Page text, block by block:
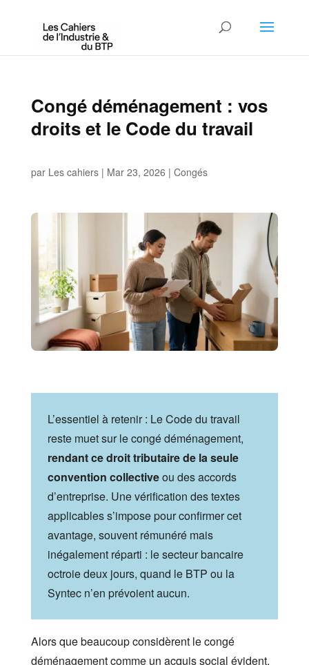
Congé déménagement : vos
droits et le Code du travail
par Les cahiers| Mar 23, 2026 | Congés
L’essentiel à retenir : Le Code du travail
reste muet sur le congé déménagement,
rendant ce droit tributaire de la seule
convention collectiveou des accords
d’entreprise. Une vérification des textes
applicables s’impose pour confirmer cet
avantage, souvent rémunéré mais
inégalement réparti : le secteur bancaire
octroie deux jours, quand le BTP ou la
Syntec n’en prévoient aucun.
Alors que beaucoup considèrent le congé
déménagement comme un acquis social évident,